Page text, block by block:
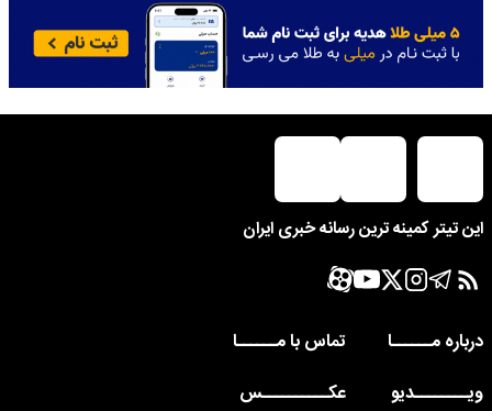
این تیتر کمینه ترین رسانه خبری ایران
درباره مــــــا
تماس با مــــــا
ویــــــــدیو
عکــــــــــس